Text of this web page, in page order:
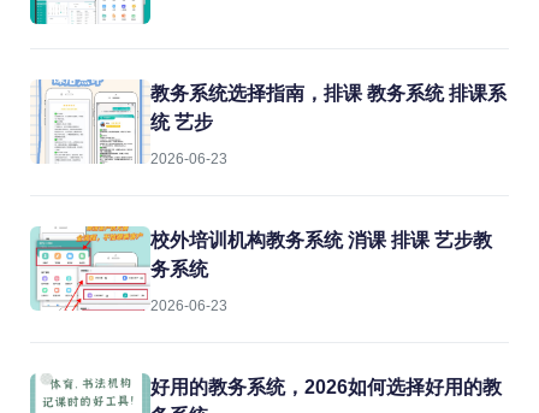
教务系统选择指南，排课 教务系统 排课系
统 艺步
2026-06-23
校外培训机构教务系统 消课 排课 艺步教
务系统
2026-06-23
好用的教务系统，2026如何选择好用的教